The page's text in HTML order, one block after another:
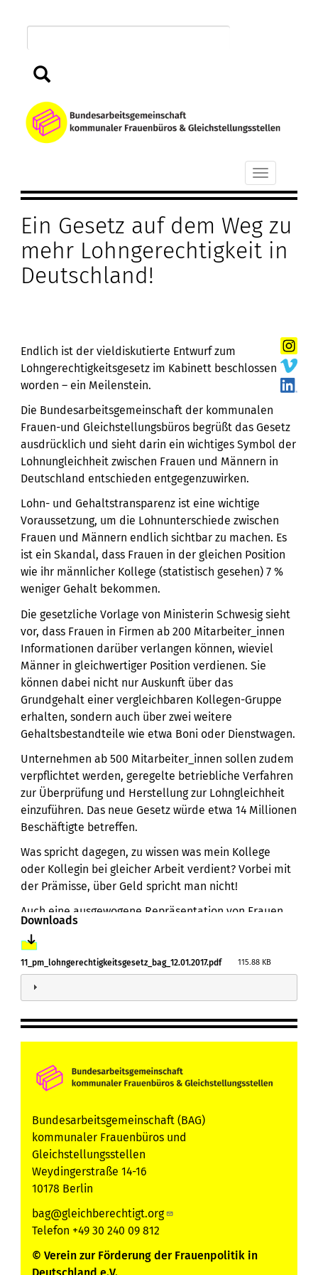
Direkt
Toggle
navigation
Ein Gesetz auf dem Weg zu
mehr Lohngerechtigkeit in
Deutschland!
Endlich ist der vieldiskutierte Entwurf zum
Lohngerechtigkeitsgesetz im Kabinett beschlossen
worden – ein Meilenstein.
Die Bundesarbeitsgemeinschaft der kommunalen
Frauen-und Gleichstellungsbüros begrüßt das Gesetz
ausdrücklich und sieht darin ein wichtiges Symbol der
Lohnungleichheit zwischen Frauen und Männern in
Deutschland entschieden entgegenzuwirken.
Lohn- und Gehaltstransparenz ist eine wichtige
Voraussetzung, um die Lohnunterschiede zwischen
Frauen und Männern endlich sichtbar zu machen. Es
ist ein Skandal, dass Frauen in der gleichen Position
wie ihr männlicher Kollege (statistisch gesehen) 7 %
weniger Gehalt bekommen.
Die gesetzliche Vorlage von Ministerin Schwesig sieht
vor, dass Frauen in Firmen ab 200 Mitarbeiter_innen
Informationen darüber verlangen können, wieviel
Männer in gleichwertiger Position verdienen. Sie
können dabei nicht nur Auskunft über das
Grundgehalt einer vergleichbaren Kollegen-Gruppe
erhalten, sondern auch über zwei weitere
Gehaltsbestandteile wie etwa Boni oder Dienstwagen.
Unternehmen ab 500 Mitarbeiter_innen sollen zudem
verpflichtet werden, geregelte betriebliche Verfahren
zur Überprüfung und Herstellung zur Lohngleichheit
einzuführen. Das neue Gesetz würde etwa 14 Millionen
Beschäftigte betreffen.
Was spricht dagegen, zu wissen was mein Kollege
oder Kollegin bei gleicher Arbeit verdient? Vorbei mit
der Prämisse, über Geld spricht man nicht!
Auch eine ausgewogene Repräsentation von Frauen
und Männern in den Spitzengremien der deutschen
Wirtschaft bleibt in weiter Ferne: Hier besteht nach
wie vor Handlungsbedarf, die BAG begrüßt weitere
Initiativen der Ministerin Vorgaben für eine Quote für
Frauen in den Aufsichtsräten einzuführen.
Eine statistische Lohnlücke von etwa 21% zwischen
Frauen und Männern wiederspricht dem Grundgesetz
Ungerechtigkeit endlich zu beenden.
Downloads
Datei
11_pm_lohngerechtigkeitsgesetz_bag_12.01.2017.pdf 115.88 KB
Bundesarbeitsgemeinschaft (BAG)
kommunaler Frauenbüros und
Gleichstellungsstellen
Weydingerstraße 14-16
10178 Berlin
bag@gleichberechtigt.org
Telefon +49 30 240 09 812
© Verein zur Förderung der Frauenpolitik in